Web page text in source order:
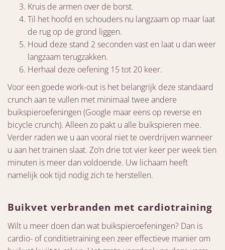
Kruis de armen over de borst.
Til het hoofd en schouders nu langzaam op maar laat
de rug op de grond liggen.
Houd deze stand 2 seconden vast en laat u dan weer
langzaam terugzakken.
Herhaal deze oefening 15 tot 20 keer.
Voor een goede work-out is het belangrijk deze standaard
crunch aan te vullen met minimaal twee andere
buikspieroefeningen (Google maar eens op reverse en
bicycle crunch). Alleen zo pakt u alle buikspieren mee.
Verder raden we u aan vooral niet te overdrijven wanneer
u aan het trainen slaat. Zo’n drie tot vier keer per week tien
minuten is meer dan voldoende. Uw lichaam heeft
namelijk ook tijd nodig zich te herstellen.
Buikvet verbranden met cardiotraining
Wilt u meer doen dan wat buikspieroefeningen? Dan is
cardio- of conditietraining een zeer effectieve manier om